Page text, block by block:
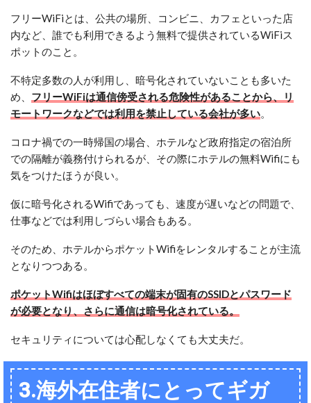
フリーWiFiとは、公共の場所、コンビニ、カフェといった店
内など、誰でも利用できるよう無料で提供されているWiFiス
ポットのこと。
不特定多数の人が利用し、暗号化されていないことも多いた
め、 フリーWiFiは通信傍受される危険性があることから、リ
モートワークなどでは利用を禁止している会社が多い
コロナ禍での一時帰国の場合、ホテルなど政府指定の宿泊所
での隔離が義務付けられるが、その際にホテルの無料Wifiにも
気をつけたほうが良い。
仮に暗号化されるWifiであっても、速度が遅いなどの問題で、
仕事などでは利用しづらい場合もある。
そのため、ホテルからポケットWifiをレンタルすることが主流
となりつつある。
ポケットWifiはほぼすべての端末が固有のSSIDとパスワード
が必要となり、さらに通信は暗号化されている。
セキュリティについては心配しなくても大丈夫だ。
3.海外在住者にとってギガ